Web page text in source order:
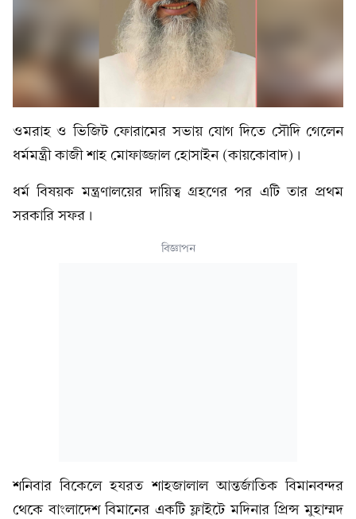
ওমরাহ ও ভিজিট ফোরামের সভায় যোগ দিতে সৌদি গেলেন
ধর্মমন্ত্রী কাজী শাহ মোফাজ্জাল হোসাইন (কায়কোবাদ)।
ধর্ম বিষয়ক মন্ত্রণালয়ের দায়িত্ব গ্রহণের পর এটি তার প্রথম
সরকারি সফর।
বিজ্ঞাপন
শনিবার বিকেলে হযরত শাহজালাল আন্তর্জাতিক বিমানবন্দর
থেকে বাংলাদেশ বিমানের একটি ফ্লাইটে মদিনার প্রিন্স মুহাম্মদ